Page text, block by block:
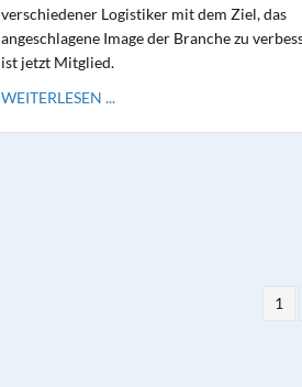
verschiedener Logistiker mit dem Ziel, das
angeschlagene Image der Branche zu
ist jetzt Mitglied.
WEITERLESEN ...
1